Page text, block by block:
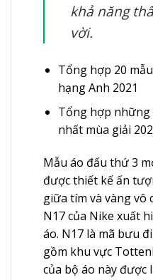
khả năng
vời.
Tổng hợp 20
hạng Anh 2021
Tổng hợp những
nhất mùa giải
Mẫu áo đấu thứ 3
được thiết kế ấn
giữa tím và vàng vô
N17 của Nike xuất
áo. N17 là mã bưu
gồm khu vực
của bộ áo này được